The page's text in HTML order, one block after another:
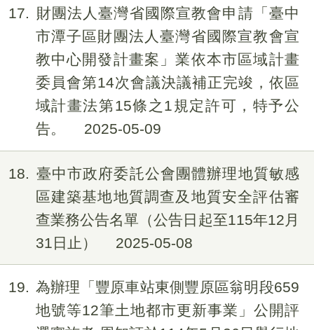
17
財團法人臺灣省國際宣教會申請「臺中
市潭子區財團法人臺灣省國際宣教會宣
教中心開發計畫案」業依本市區域計畫
委員會第14次會議決議補正完竣，依區
域計畫法第15條之1規定許可，特予公
告。
2025-05-09
18
臺中市政府委託公會團體辦理地質敏感
區建築基地地質調查及地質安全評估審
查業務公告名單（公告日起至115年12月
31日止）
2025-05-08
19
為辦理「豐原車站東側豐原區翁明段659
地號等12筆土地都市更新事業」公開評